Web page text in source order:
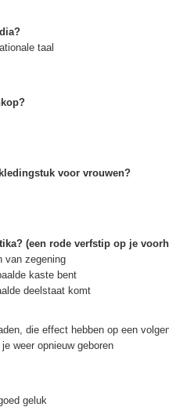
taal
voor vrouwen?
(een rode verfstip op je
van zegening
kaste bent
deelstaat komt
die effect hebben op een
weer opnieuw geboren
geluk